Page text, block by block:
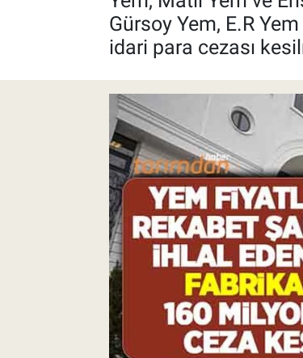
Gürsoy Yem, E.R
idari para cezası
Pankobirlik
Tarım Bilgisi
Yetiştirici Soruyor
Dünyada Tarım
Üretici Birlikleri
Şeker ve Şekerli Mamüller
Tahıllar ve Baklagiller